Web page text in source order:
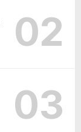
02
03